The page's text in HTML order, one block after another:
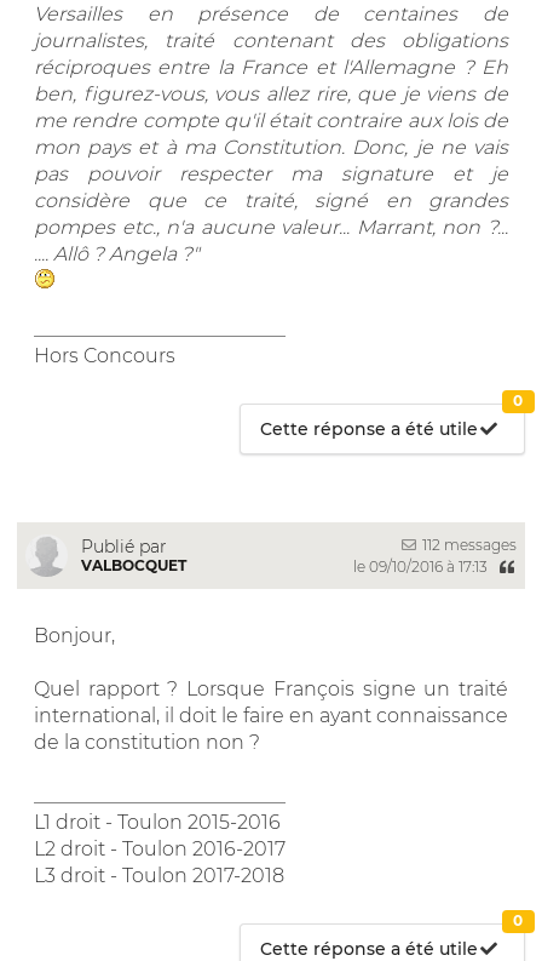
Versailles en présence de centaines de
journalistes, traité contenant des obligations
réciproques entre la France et l'Allemagne ? Eh
ben, figurez-vous, vous allez rire, que je viens de
me rendre compte qu'il était contraire aux lois de
mon pays et à ma Constitution. Donc, je ne vais
pas pouvoir respecter ma signature et je
considère que ce traité, signé en grandes
pompes etc., n'a aucune valeur... Marrant, non ?...
.... Allô ? Angela ?"
Hors Concours
Cette réponse a été utile
0
Publié par
VALBOCQUET
112 messages
le 09/10/2016 à 17:13
Bonjour,
Quel rapport ? Lorsque François signe un traité
international, il doit le faire en ayant connaissance
de la constitution non ?
L1 droit - Toulon 2015-2016
L2 droit - Toulon 2016-2017
L3 droit - Toulon 2017-2018
Cette réponse a été utile
0